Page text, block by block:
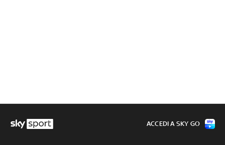
ACCEDI A SKY GO